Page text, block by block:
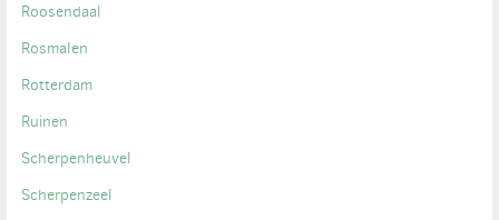
Roosendaal
Rosmalen
Rotterdam
Ruinen
Scherpenheuvel
Scherpenzeel